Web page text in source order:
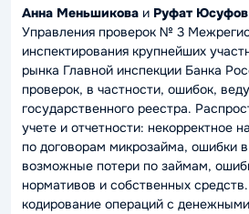
Анна Меньшикова и Руфат Юсуфов
Управления проверок № 3
инспектирования крупнейших
рынка Главной инспекции Банка
проверок, в частности, ошибок,
государственного реестра.
учете и отчетности: некорректное
по договорам микрозайма, ошибки
возможные потери по займам,
нормативов и собственных
кодирование операций с